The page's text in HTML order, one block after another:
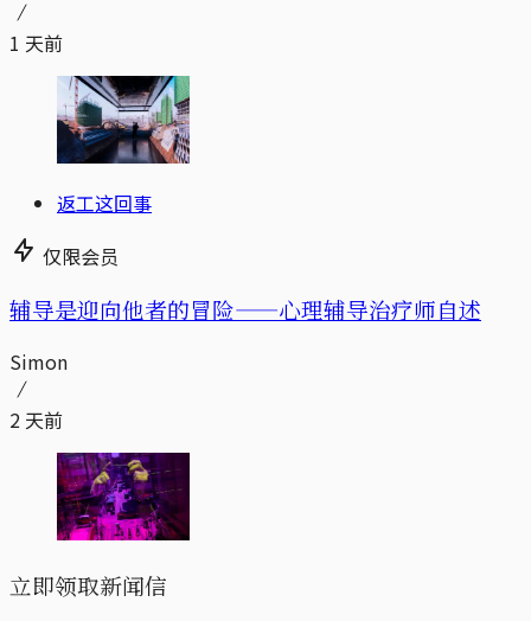
1 天前
返工这回事
仅限会员
辅导是迎向他者的冒险——心理辅导治疗师自述
Simon
2 天前
立即领取新闻信